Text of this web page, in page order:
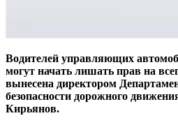
Водителей управляющих
могут начать лишать прав на
вынесена директором
безопасности дорожного
Кирьянов.